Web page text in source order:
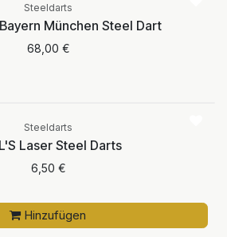
Steeldarts
München Steel Dart
68,00 €
Steeldarts
Laser Steel Darts
6,50 €
Hinzufügen